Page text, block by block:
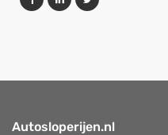
Autosloperijen.nl